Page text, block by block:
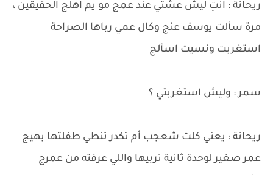
ريحانة : انتِ ليش عشتي عند عمج مو يم اهلج الحقيقين ،
مرة سألت يوسف عنج وكال عمي رباها الصراحة
استغربت ونسيت اسألج
سمر : وليش استغربتي ؟
ريحانة : يعني كلت شعجب أم تكدر تنطي طفلتها بهيج
عمر صغير لوحدة ثانية تربيها واللي عرفته من عمرج